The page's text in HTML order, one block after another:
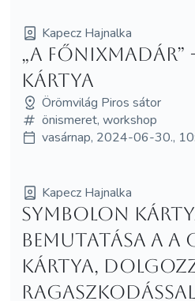
Kapecz Hajnalka
„A Főnixmadár”
kártya
Örömvilág Piros sátor
önismeret, workshop
vasárnap, 2024-06-30.,
Kapecz Hajnalka
Symbolon
bemutatása a A
kártya,